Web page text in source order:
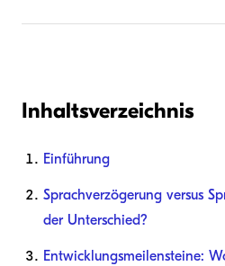
Inhaltsverzeichnis
Einführung
Sprachverzögerung versus
der Unterschied?
Entwicklungsmeilensteine: